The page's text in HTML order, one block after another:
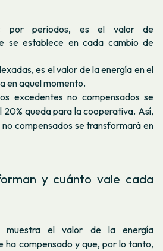
por periodos, es el valor de
se establece en cada cambio de
es el valor de la energía en el
en aquel momento.
excedentes no compensados se
20% queda para la cooperativa. Así,
compensados se transformará en
y cuánto vale cada
muestra el valor de la energía
ha compensado y que, por lo tanto,